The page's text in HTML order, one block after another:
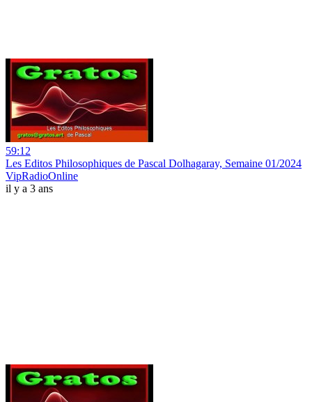
59:12
Les Editos Philosophiques de Pascal Dolhagaray, Semaine 01/2024
VipRadioOnline
il y a 3 ans